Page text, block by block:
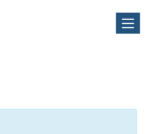
Toggle